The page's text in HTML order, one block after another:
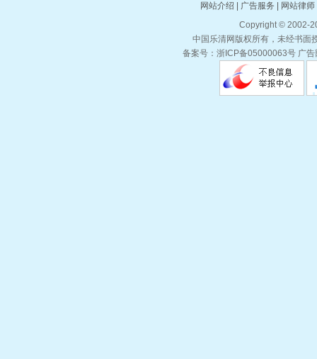
网站介绍 | 广告服务 | 网站律
Copyright © 2002-
中国乐清网版权所有，未经书面
备案号：浙ICP备05000063号 广